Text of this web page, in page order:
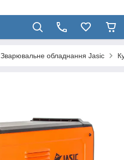
Зварювальне обладнання Jasic